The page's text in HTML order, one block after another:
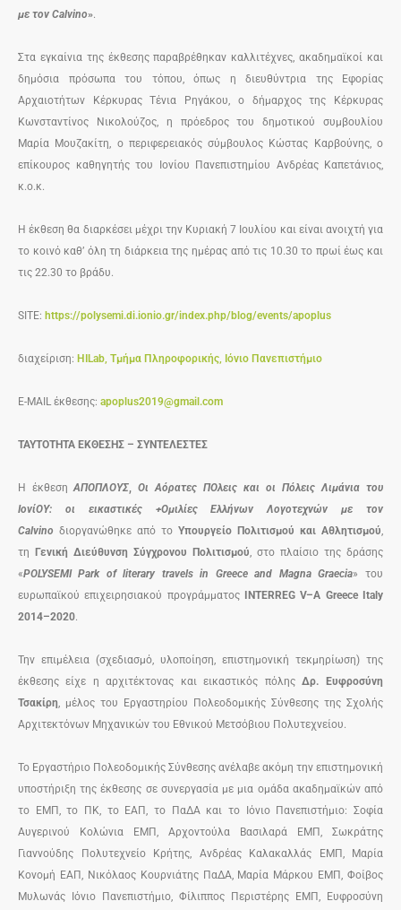
με τον Calvino».
Στα εγκαίνια της έκθεσης παραβρέθηκαν καλλιτέχνες, ακαδημαϊκοί και
δημόσια πρόσωπα του τόπου, όπως η διευθύντρια της Εφορίας
Αρχαιοτήτων Κέρκυρας Τένια Ρηγάκου, ο δήμαρχος της Κέρκυρας
Κωνσταντίνος Νικολούζος, η πρόεδρος του δημοτικού συμβουλίου
Μαρία Μουζακίτη, ο περιφερειακός σύμβουλος Κώστας Καρβούνης, ο
επίκουρος καθηγητής του Ιονίου Πανεπιστημίου Ανδρέας Καπετάνιος,
κ.ο.κ.
Η έκθεση θα διαρκέσει μέχρι την Κυριακή 7 Ιουλίου και είναι ανοιχτή για
το κοινό καθ’ όλη τη διάρκεια της ημέρας από τις 10.30 το πρωί έως και
τις 22.30 το βράδυ.
SITE: https://polysemi.di.ionio.gr/index.php/blog/events/apoplus
διαχείριση: HILab, Τμήμα Πληροφορικής, Ιόνιο Πανεπιστήμιο
E-MAIL έκθεσης: apoplus2019@gmail.com
ΤΑΥΤΟΤΗΤΑ ΕΚΘΕΣΗΣ – ΣΥΝΤΕΛΕΣΤΕΣ
Η έκθεση ΑΠΟΠΛΟΥΣ
Οι Αόρατες ΠΟλεις και οι Πόλεις Λιμάνια του
ΙoνίΟΥ: οι εικαστικές +Ομιλίες Ελλήνων Λογοτεχνών με τον
Calvino διοργανώθηκε από το Υπουργείο Πολιτισμού και Αθλητισμού
τη Γενική Διεύθυνση Σύγχρονου Πολιτισμού , στο πλαίσιο της δράσης
«POLYSEMI Park of literary travels in Greece and Magna Graecia» του
ευρωπαϊκού επιχειρησιακού προγράμματος INTERREG V–A Greece Italy
2014–2020.
Την επιμέλεια (σχεδιασμό, υλοποίηση, επιστημονική τεκμηρίωση) της
έκθεσης είχε η αρχιτέκτονας και εικαστικός πόλης Δρ. Ευφροσύνη
Τσακίρη , μέλος του Εργαστηρίου Πολεοδομικής Σύνθεσης της Σχολής
Αρχιτεκτόνων Μηχανικών του Εθνικού Μετσόβιου Πολυτεχνείου.
Το Εργαστήριο Πολεοδομικής Σύνθεσης ανέλαβε ακόμη την επιστημονική
υποστήριξη της έκθεσης σε συνεργασία με μια ομάδα ακαδημαϊκών από
το ΕΜΠ, το ΠΚ, το ΕΑΠ, το ΠαΔΑ και το Ιόνιο Πανεπιστήμιο: Σοφία
Αυγερινού Κολώνια ΕΜΠ, Αρχοντούλα Βασιλαρά ΕΜΠ, Σωκράτης
Γιαννούδης Πολυτεχνείο Κρήτης, Ανδρέας Καλακαλλάς ΕΜΠ, Μαρία
Κονομή ΕΑΠ, Νικόλαος Κουρνιάτης ΠαΔΑ, Μαρία Μάρκου ΕΜΠ, Φοίβος
Μυλωνάς Ιόνιο Πανεπιστήμιο, Φίλιππος Περιστέρης ΕΜΠ, Ευφροσύνη